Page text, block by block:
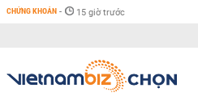
CHỨNG KHOÁN - 15 giờ trước